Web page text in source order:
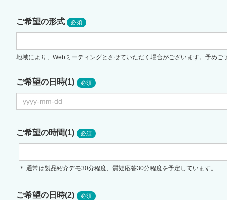
ご希望の形式
地域により、Webミーティングとさせていただく場合がございます。予めご
ご希望の日時(1)
ご希望の時間(1)
＊ 通常は製品紹介デモ30分程度、質疑応答30分程度を予定しています。
ご希望の日時(2)